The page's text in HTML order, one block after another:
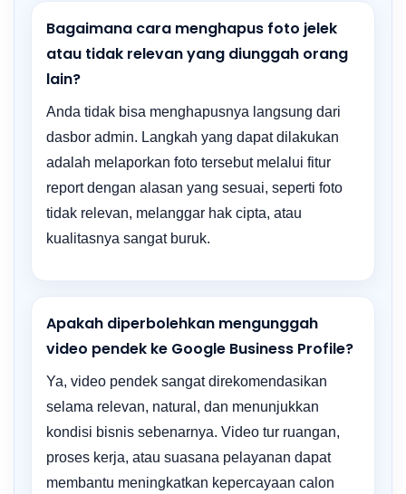
Bagaimana cara menghapus foto jelek
atau tidak relevan yang diunggah orang
lain?
Anda tidak bisa menghapusnya langsung dari
dasbor admin. Langkah yang dapat dilakukan
adalah melaporkan foto tersebut melalui fitur
report dengan alasan yang sesuai, seperti foto
tidak relevan, melanggar hak cipta, atau
kualitasnya sangat buruk.
Apakah diperbolehkan mengunggah
video pendek ke Google Business Profile?
Ya, video pendek sangat direkomendasikan
selama relevan, natural, dan menunjukkan
kondisi bisnis sebenarnya. Video tur ruangan,
proses kerja, atau suasana pelayanan dapat
membantu meningkatkan kepercayaan calon